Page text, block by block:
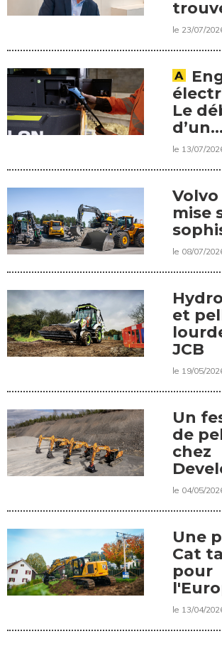
Colas
le 23/07/
Le
d’un
le 13/07/
Volvo
mise
le 08/07/
et
JCB
le 19/05/
Un
de
chez
le 04/05/
Une
Cat
pour
le 13/04/